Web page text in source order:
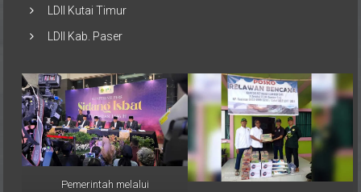
LDII Kutai Timur
LDII Kab. Paser
Pemerintah melalui